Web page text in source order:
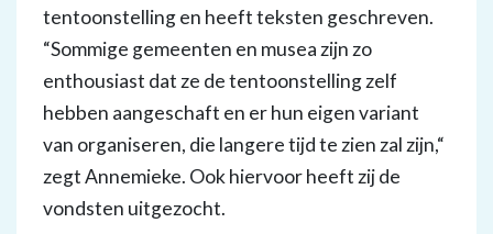
tentoonstelling en heeft teksten geschreven.
“Sommige gemeenten en musea zijn zo
enthousiast dat ze de tentoonstelling zelf
hebben aangeschaft en er hun eigen variant
van organiseren, die langere tijd te zien zal zijn,“
zegt Annemieke. Ook hiervoor heeft zij de
vondsten uitgezocht.